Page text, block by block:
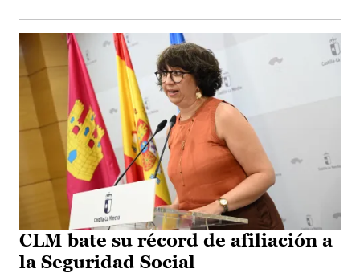
CLM bate su récord de afiliación a
la Seguridad Social